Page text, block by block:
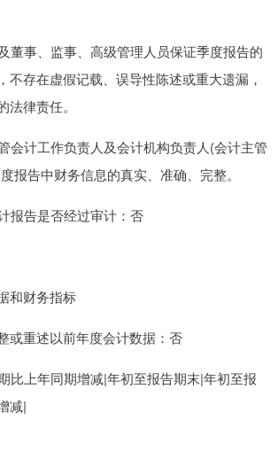
董事、监事、高级管理人员保证季度报告的
不存在虚假记载、误导性陈述或重大遗漏，
律责任。
会计工作负责人及会计机构负责人(会计主管
报告中财务信息的真实、准确、完整。
报告是否经过审计：否
和财务指标
或重述以前年度会计数据：否
比上年同期增减|年初至报告期末|年初至报
减|